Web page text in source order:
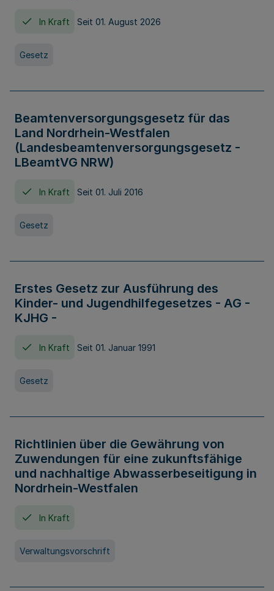
In Kraft Seit 01. August 2026
Gesetz
Beamtenversorgungsgesetz für das
Land Nordrhein-Westfalen
(Landesbeamtenversorgungsgesetz -
LBeamtVG NRW)
In Kraft Seit 01. Juli 2016
Gesetz
Erstes Gesetz zur Ausführung des
Kinder- und Jugendhilfegesetzes - AG -
KJHG -
In Kraft Seit 01. Januar 1991
Gesetz
Richtlinien über die Gewährung von
Zuwendungen für eine zukunftsfähige
und nachhaltige Abwasserbeseitigung in
Nordrhein-Westfalen
In Kraft
Verwaltungsvorschrift